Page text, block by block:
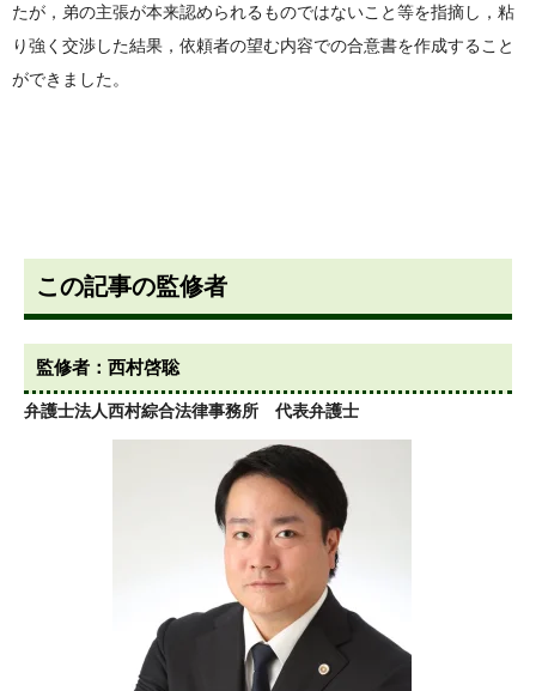
たが，弟の主張が本来認められるものではないこと等を指摘し，粘
り強く交渉した結果，依頼者の望む内容での合意書を作成すること
ができました。
この記事の監修者
監修者：西村啓聡
弁護士法人西村綜合法律事務所 代表弁護士